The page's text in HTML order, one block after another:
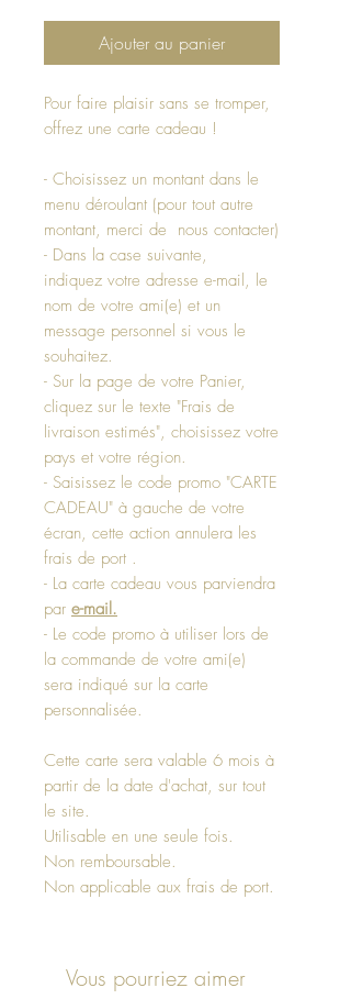
Ajouter au panier
Pour faire plaisir sans se tromper,
offrez une carte cadeau !
- Choisissez un montant dans le
menu déroulant (pour tout autre
montant, merci de nous contacter)
- Dans la case suivante,
indiquez votre adresse e-mail, le
nom de votre ami(e) et un
message personnel si vous le
souhaitez.
- Sur la page de votre Panier,
cliquez sur le texte "Frais de
livraison estimés", choisissez votre
pays et votre région.
- Saisissez le code promo "CARTE
CADEAU" à gauche de votre
écran, cette action annulera les
frais de port .
- La carte cadeau vous parviendra
par e-mail.
- Le code promo à utiliser lors de
la commande de votre ami(e)
sera indiqué sur la carte
personnalisée.
Cette carte sera valable 6 mois à
partir de la date d'achat, sur tout
le site.
Utilisable en une seule fois.
Non remboursable.
Non applicable aux frais de port.
Vous pourriez aimer